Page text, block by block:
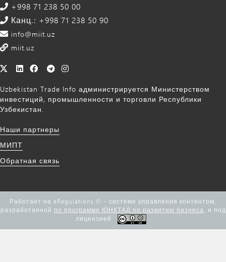
+998 71 238 50 00
Канц.: +998 71 238 50 90
info@miit.uz
miit.uz
Uzbekistan Trade Info администрируется Министерством
инвестиций, промышленности и торговли Республики
Узбекистан.
Наши партнеры
МИПТ
Обратная связь
Работает на eRegulations © - системе управления контентом,
разработанной по программе ЮНКТАД по развитию бизнеса,
и под
лицензией